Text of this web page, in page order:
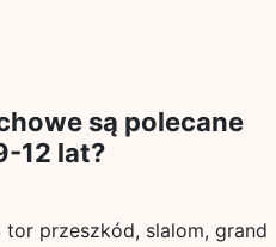
są polecane
12 lat?
przeszkód, slalom, grand